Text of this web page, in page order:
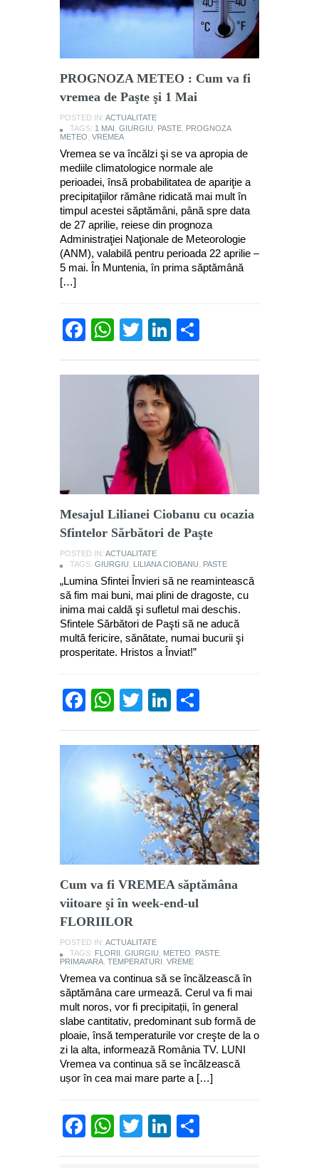
PROGNOZA METEO : Cum va fi
vremea de Paşte şi 1 Mai
POSTED IN: ACTUALITATE
TAGS: 1 MAI GIURGIU PASTE PROGNOZA
METEO VREMEA
Vremea se va încălzi şi se va apropia de
mediile climatologice normale ale
perioadei, însă probabilitatea de apariţie a
precipitaţiilor rămâne ridicată mai mult în
timpul acestei săptămâni, până spre data
de 27 aprilie, reiese din prognoza
Administraţiei Naţionale de Meteorologie
(ANM), valabilă pentru perioada 22 aprilie –
5 mai. În Muntenia, în prima săptămână
[…]
Facebook
WhatsApp
TwitterLinkedIn
Mesajul Lilianei Ciobanu cu ocazia
Sfintelor Sărbători de Paşte
POSTED IN: ACTUALITATE
TAGS: GIURGIU LILIANA CIOBANU PASTE
„Lumina Sfintei Învieri să ne reamintească
să fim mai buni, mai plini de dragoste, cu
inima mai caldă şi sufletul mai deschis.
Sfintele Sărbători de Paşti să ne aducă
multă fericire, sănătate, numai bucurii şi
prosperitate. Hristos a Înviat!”
Facebook
WhatsApp
TwitterLinkedIn
Cum va fi VREMEA săptămâna
viitoare şi în week-end-ul
FLORIILOR
POSTED IN: ACTUALITATE
TAGS: FLORII GIURGIU METEO PASTE
PRIMAVARA TEMPERATURI VREME
Vremea va continua să se încălzească în
săptămâna care urmează. Cerul va fi mai
mult noros, vor fi precipitații, în general
slabe cantitativ, predominant sub formă de
ploaie, însă temperaturile vor creşte de la o
zi la alta, informează România TV. LUNI
Vremea va continua să se încălzească
ușor în cea mai mare parte a […]
Facebook
WhatsApp
TwitterLinkedIn